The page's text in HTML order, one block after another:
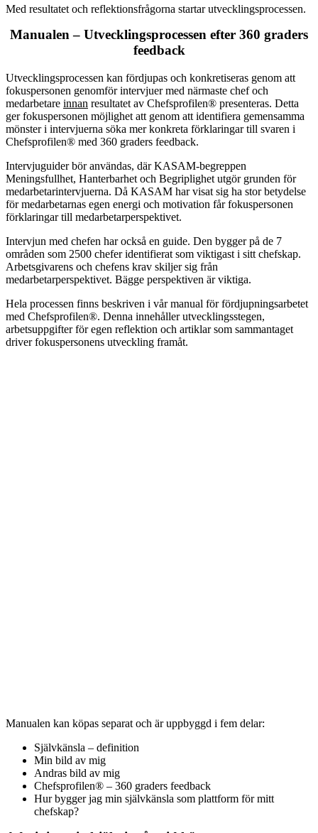
Med resultatet och reflektionsfrågorna startar utvecklingsprocessen.
Manualen – Utvecklingsprocessen efter 360 graders
feedback
Utvecklingsprocessen kan fördjupas och konkretiseras genom att
fokuspersonen genomför intervjuer med närmaste chef och
medarbetare innan resultatet av Chefsprofilen® presenteras. Detta
ger fokuspersonen möjlighet att genom att identifiera gemensamma
mönster i intervjuerna söka mer konkreta förklaringar till svaren i
Chefsprofilen® med 360 graders feedback.
Intervjuguider bör användas, där KASAM-begreppen
Meningsfullhet, Hanterbarhet och Begriplighet utgör grunden för
medarbetarintervjuerna. Då KASAM har visat sig ha stor betydelse
för medarbetarnas egen energi och motivation får fokuspersonen
förklaringar till medarbetarperspektivet.
Intervjun med chefen har också en guide. Den bygger på de 7
områden som 2500 chefer identifierat som viktigast i sitt chefskap.
Arbetsgivarens och chefens krav skiljer sig från
medarbetarperspektivet. Bägge perspektiven är viktiga.
Hela processen finns beskriven i vår manual för fördjupningsarbetet
med Chefsprofilen®. Denna innehåller utvecklingsstegen,
arbetsuppgifter för egen reflektion och artiklar som sammantaget
driver fokuspersonens utveckling framåt.
Manualen kan köpas separat och är uppbyggd i fem delar:
Självkänsla – definition
Min bild av mig
Andras bild av mig
Chefsprofilen® – 360 graders feedback
Hur bygger jag min självkänsla som plattform för mitt
chefskap?